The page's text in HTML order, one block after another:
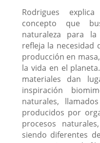
Rodrigues
concepto que
naturaleza para
refleja la necesidad
producción en
la vida en el
materiales dan
inspiración
naturales,
producidos por
procesos
siendo diferentes